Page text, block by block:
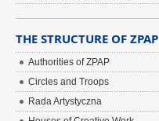
THE STRUCTURE OF ZPAP
Authorities of ZPAP
Circles and Troops
Rada Artystyczna